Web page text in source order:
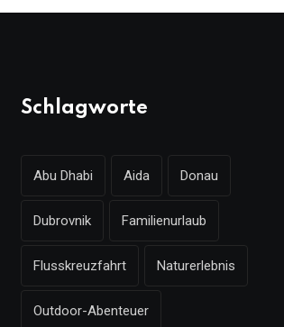
Schlagworte
Abu Dhabi Aida Donau
Dubrovnik Familienurlaub
Flusskreuzfahrt Naturerlebnis
Outdoor-Abenteuer